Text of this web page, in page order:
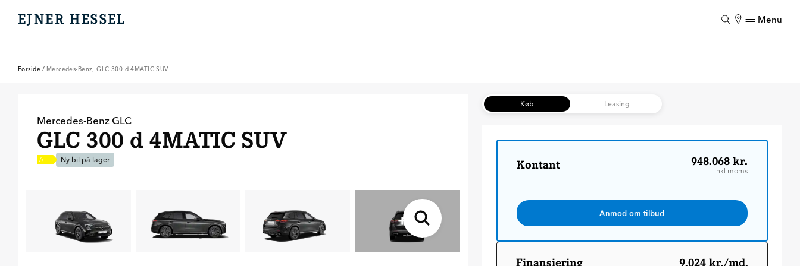
EJNER HESSEL Menu
Forside / Mercedes-Benz, GLC 300 d 4MATIC SUV
Mercedes-Benz GLC
GLC 300 d 4MATIC SUV
A Ny bil på lager
+ 5
Køb Leasing
Kontant 948.068 kr.
Inkl moms
Anmod om tilbud
Finansiering 9.024 kr./md.
Luk